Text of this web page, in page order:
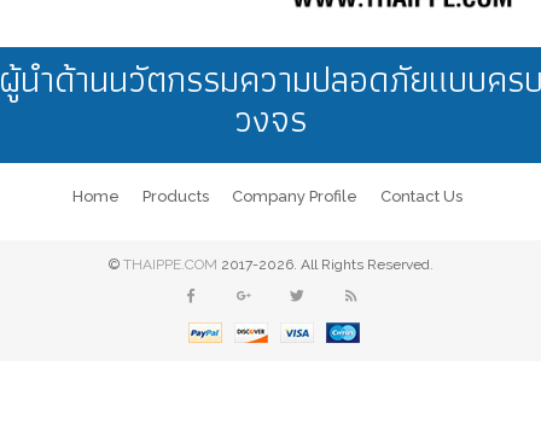
นำด้านนวัตกรรมความปลอดภัยแบบคร
วงจร
Home Products Company Profile Contact Us
© THAIPPE.COM 2017-2026. All Rights Reserved.